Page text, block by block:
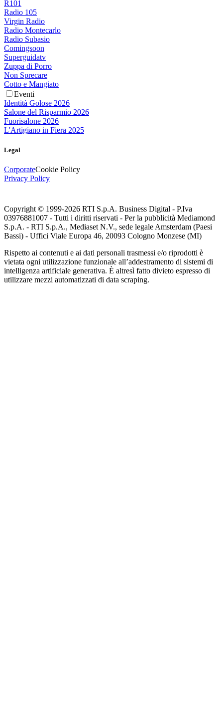
R101
Radio 105
Virgin Radio
Radio Montecarlo
Radio Subasio
Comingsoon
Superguidatv
Zuppa di Porro
Non Sprecare
Cotto e Mangiato
Eventi
Identità Golose 2026
Salone del Risparmio 2026
Fuorisalone 2026
L'Artigiano in Fiera 2025
Legal
CorporateCookie Policy
Privacy Policy
Copyright © 1999-2026 RTI S.p.A. Business Digital - P.Iva
03976881007 - Tutti i diritti riservati - Per la pubblicità Mediamond
S.p.A. - RTI S.p.A., Mediaset N.V., sede legale Amsterdam (Paesi
Bassi) - Uffici Viale Europa 46, 20093 Cologno Monzese (MI)
Rispetto ai contenuti e ai dati personali trasmessi e/o riprodotti è
vietata ogni utilizzazione funzionale all’addestramento di sistemi di
intelligenza artificiale generativa. È altresì fatto divieto espresso di
utilizzare mezzi automatizzati di data scraping.